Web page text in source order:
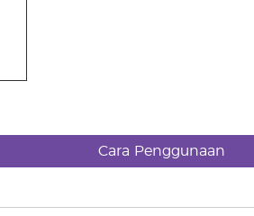
Cara Penggunaan